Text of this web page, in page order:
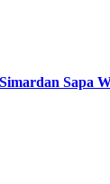
Sapa